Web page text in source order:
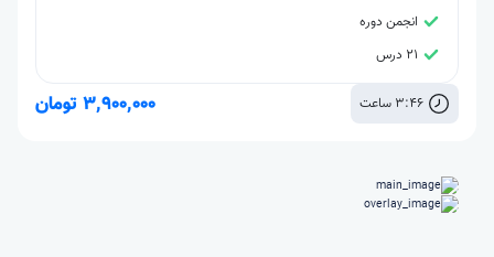
انجمن دوره
21 درس
3:46 ساعت 3,900,000 تومان